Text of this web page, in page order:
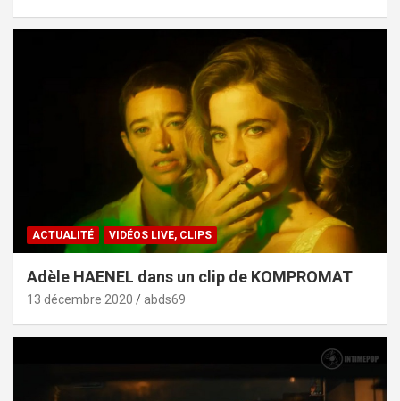
ACTUALITÉ VIDÉOS LIVE, CLIPS
Adèle HAENEL dans un clip de KOMPROMAT
13 décembre 2020 abds69